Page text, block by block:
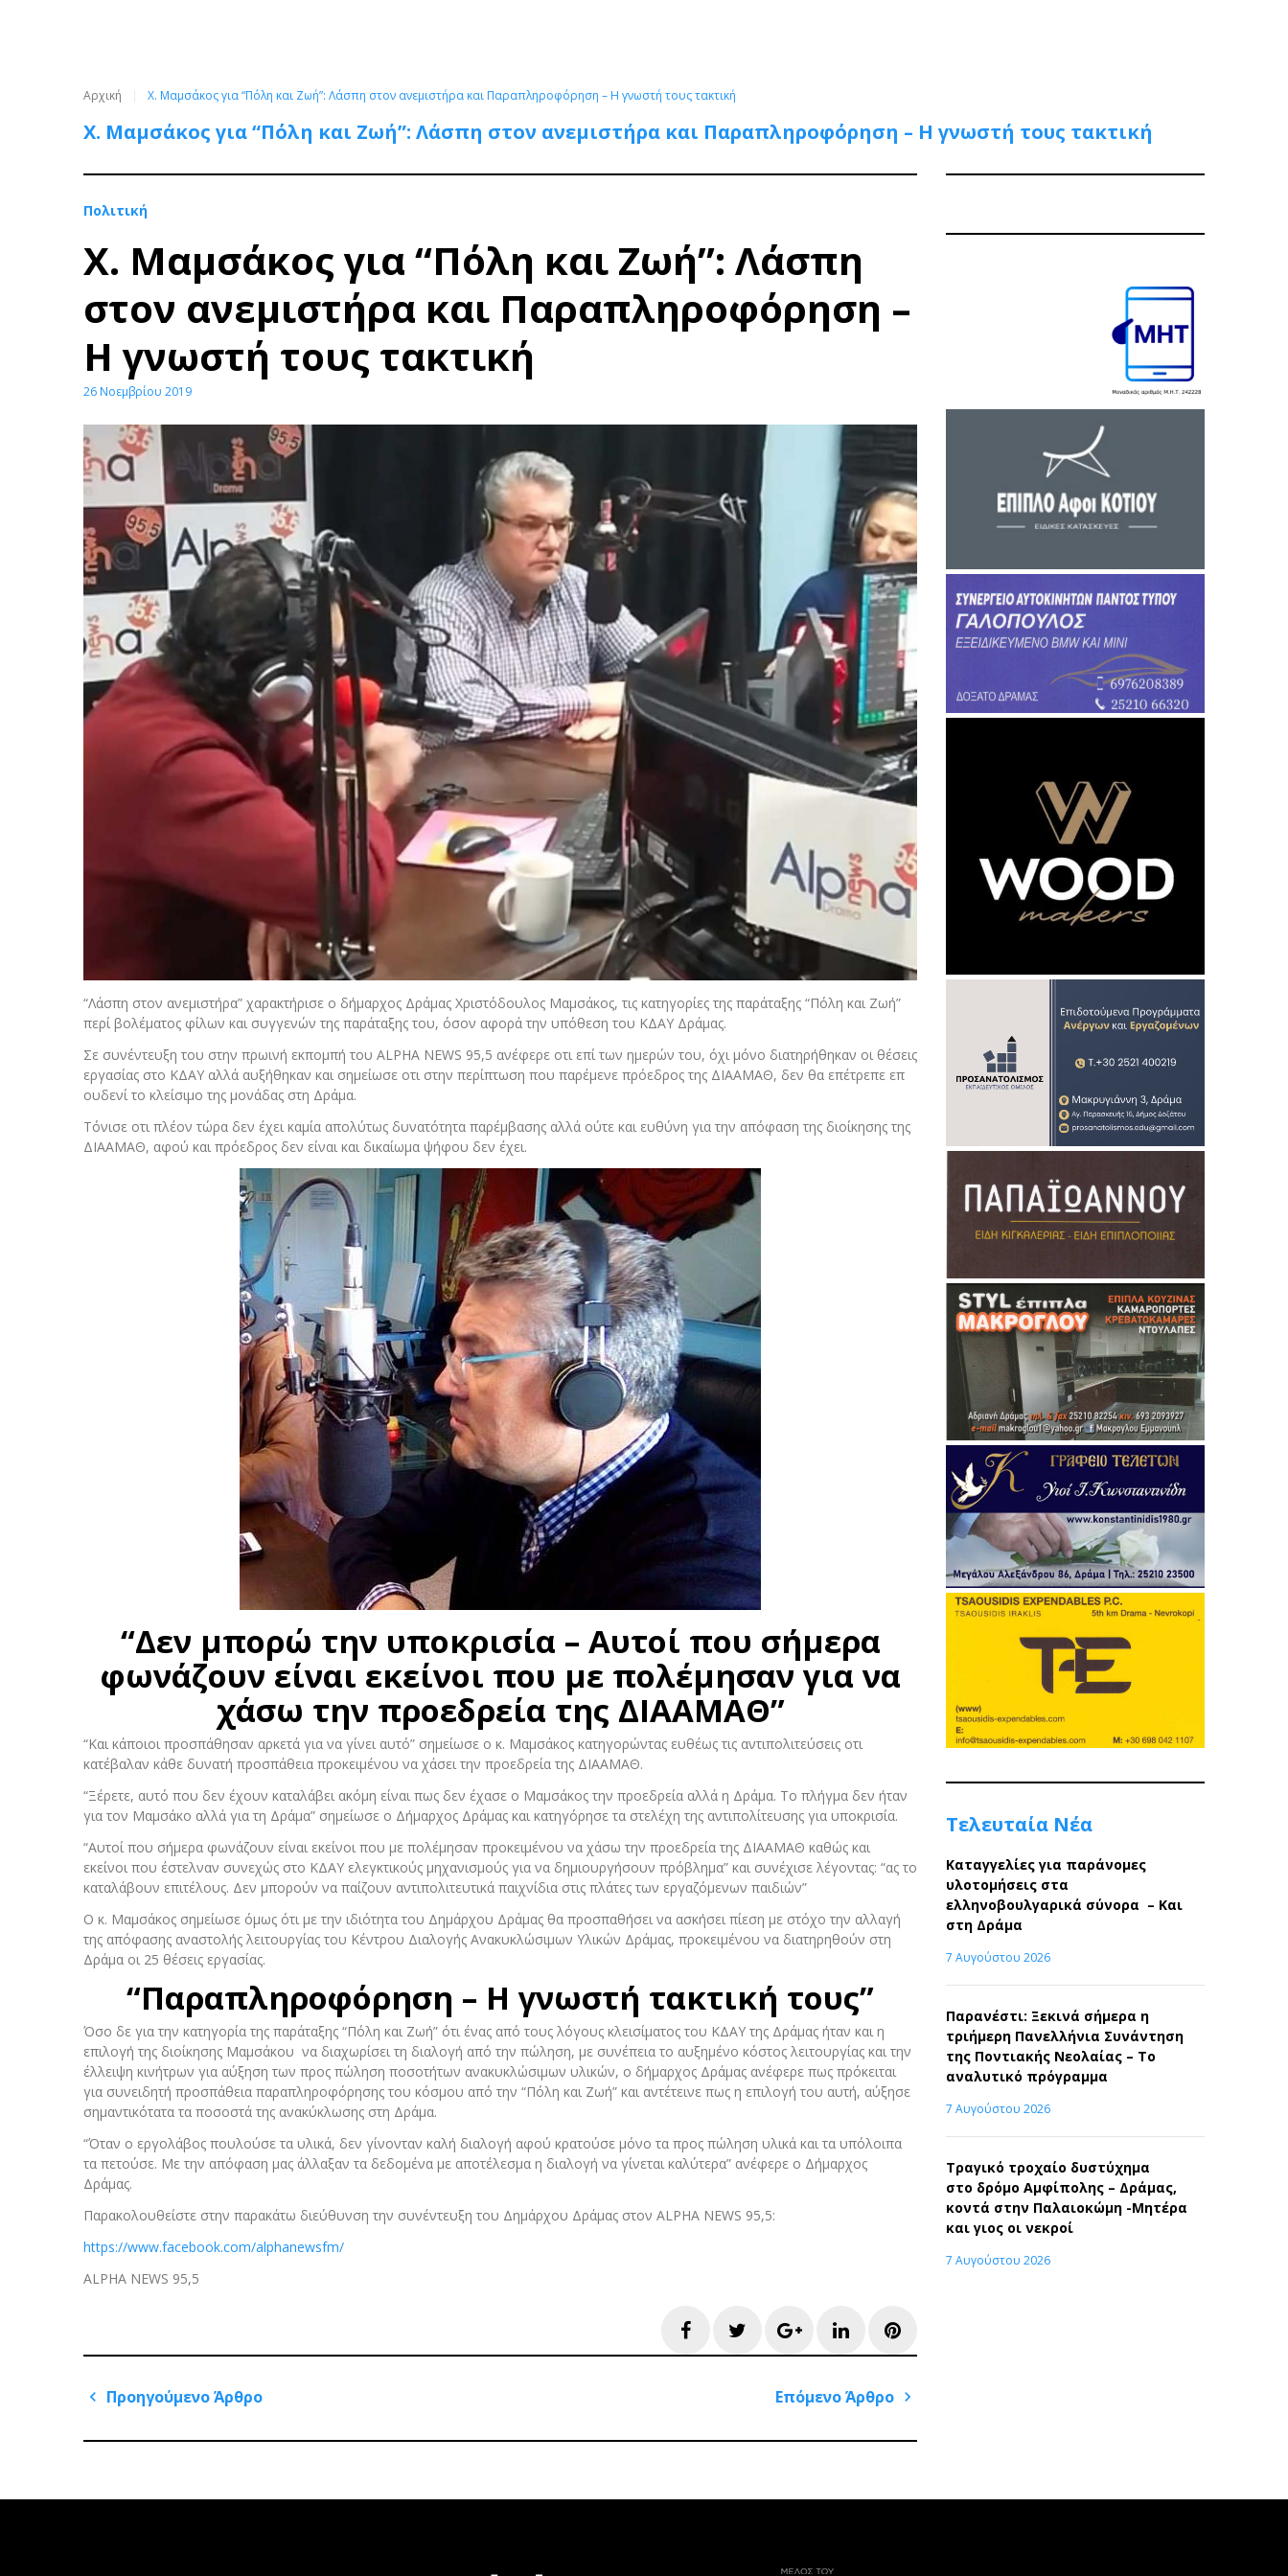
Αρχική Χ. Μαμσάκος για “Πόλη και Ζωή”: Λάσπη στον ανεμιστήρα και Παραπληροφόρηση – Η γνωστή τους τακτική
Χ. Μαμσάκος για “Πόλη και Ζωή”: Λάσπη στον ανεμιστήρα και Παραπληροφόρηση – Η γνωστή τους τακτική
Πολιτική
Χ. Μαμσάκος για “Πόλη και Ζωή”: Λάσπη
στον ανεμιστήρα και Παραπληροφόρηση –
Η γνωστή τους τακτική
26 Νοεμβρίου 2019
“Λάσπη στον ανεμιστήρα” χαρακτήρισε ο δήμαρχος Δράμας Χριστόδουλος Μαμσάκος, τις κατηγορίες της παράταξης “Πόλη και Ζωή”
περί βολέματος φίλων και συγγενών της παράταξης του, όσον αφορά την υπόθεση του ΚΔΑΥ Δράμας.
Σε συνέντευξη του στην πρωινή εκπομπή του ALPHA NEWS 95,5 ανέφερε οτι επί των ημερών του, όχι μόνο διατηρήθηκαν οι θέσεις
εργασίας στο ΚΔΑΥ αλλά αυξήθηκαν και σημείωσε οτι στην περίπτωση που παρέμενε πρόεδρος της ΔΙΑΑΜΑΘ, δεν θα επέτρεπε επ
ουδενί το κλείσιμο της μονάδας στη Δράμα.
Τόνισε οτι πλέον τώρα δεν έχει καμία απολύτως δυνατότητα παρέμβασης αλλά ούτε και ευθύνη για την απόφαση της διοίκησης της
ΔΙΑΑΜΑΘ, αφού και πρόεδρος δεν είναι και δικαίωμα ψήφου δεν έχει.
“Δεν μπορώ την υποκρισία – Αυτοί που σήμερα
φωνάζουν είναι εκείνοι που με πολέμησαν για να
χάσω την προεδρεία της ΔΙΑΑΜΑΘ”
“Και κάποιοι προσπάθησαν αρκετά για να γίνει αυτό” σημείωσε ο κ. Μαμσάκος κατηγορώντας ευθέως τις αντιπολιτεύσεις οτι
κατέβαλαν κάθε δυνατή προσπάθεια προκειμένου να χάσει την προεδρεία της ΔΙΑΑΜΑΘ.
“Ξέρετε, αυτό που δεν έχουν καταλάβει ακόμη είναι πως δεν έχασε ο Μαμσάκος την προεδρεία αλλά η Δράμα. Το πλήγμα δεν ήταν
για τον Μαμσάκο αλλά για τη Δράμα” σημείωσε ο Δήμαρχος Δράμας και κατηγόρησε τα στελέχη της αντιπολίτευσης για υποκρισία.
“Αυτοί που σήμερα φωνάζουν είναι εκείνοι που με πολέμησαν προκειμένου να χάσω την προεδρεία της ΔΙΑΑΜΑΘ καθώς και
εκείνοι που έστελναν συνεχώς στο ΚΔΑΥ ελεγκτικούς μηχανισμούς για να δημιουργήσουν πρόβλημα” και συνέχισε λέγοντας: “ας το
καταλάβουν επιτέλους. Δεν μπορούν να παίζουν αντιπολιτευτικά παιχνίδια στις πλάτες των εργαζόμενων παιδιών”
Ο κ. Μαμσάκος σημείωσε όμως ότι με την ιδιότητα του Δημάρχου Δράμας θα προσπαθήσει να ασκήσει πίεση με στόχο την αλλαγή
της απόφασης αναστολής λειτουργίας του Κέντρου Διαλογής Ανακυκλώσιμων Υλικών Δράμας, προκειμένου να διατηρηθούν στη
Δράμα οι 25 θέσεις εργασίας.
“Παραπληροφόρηση – Η γνωστή τακτική τους”
Όσο δε για την κατηγορία της παράταξης “Πόλη και Ζωή” ότι ένας από τους λόγους κλεισίματος του ΚΔΑΥ της Δράμας ήταν και η
επιλογή της διοίκησης Μαμσάκου να διαχωρίσει τη διαλογή από την πώληση, με συνέπεια το αυξημένο κόστος λειτουργίας και την
έλλειψη κινήτρων για αύξηση των προς πώληση ποσοτήτων ανακυκλώσιμων υλικών, ο δήμαρχος Δράμας ανέφερε πως πρόκειται
για συνειδητή προσπάθεια παραπληροφόρησης του κόσμου από την “Πόλη και Ζωή” και αντέτεινε πως η επιλογή του αυτή, αύξησε
σημαντικότατα τα ποσοστά της ανακύκλωσης στη Δράμα.
“Όταν ο εργολάβος πουλούσε τα υλικά, δεν γίνονταν καλή διαλογή αφού κρατούσε μόνο τα προς πώληση υλικά και τα υπόλοιπα
τα πετούσε. Με την απόφαση μας άλλαξαν τα δεδομένα με αποτέλεσμα η διαλογή να γίνεται καλύτερα” ανέφερε ο Δήμαρχος
Δράμας.
Παρακολουθείστε στην παρακάτω διεύθυνση την συνέντευξη του Δημάρχου Δράμας στον ALPHA NEWS 95,5:
https://www.facebook.com/alphanewsfm/
ALPHA NEWS 95,5
FacebookTwitterGoogle+LinkedInPinterest
Πλοήγηση
άρθρων
Προηγούμενο Άρθρο
Επόμενο Άρθρο
Τελευταία Νέα
Καταγγελίες για παράνομες
υλοτομήσεις στα
ελληνοβουλγαρικά σύνορα – Και
στη Δράμα
7 Αυγούστου 2026
Παρανέστι: Ξεκινά σήμερα η
τριήμερη Πανελλήνια Συνάντηση
της Ποντιακής Νεολαίας – Το
αναλυτικό πρόγραμμα
7 Αυγούστου 2026
Τραγικό τροχαίο δυστύχημα
στο δρόμο Αμφίπολης – Δράμας,
κοντά στην Παλαιοκώμη -Μητέρα
και γιος οι νεκροί
7 Αυγούστου 2026